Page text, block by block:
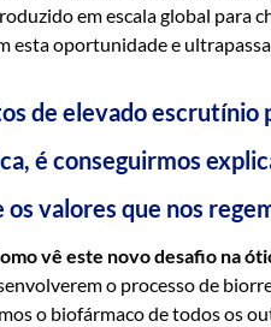
em escala global para
oportunidade e
de elevado escrutínio
é conseguirmos
os valores que nos
vê este novo desafio na
o processo de
o biofármaco de todos os